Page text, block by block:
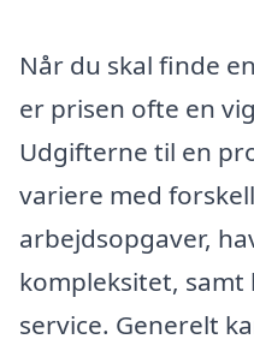
Når du skal finde
er prisen ofte en
Udgifterne til en
variere med
arbejdsopgaver,
kompleksitet,
service. Generelt